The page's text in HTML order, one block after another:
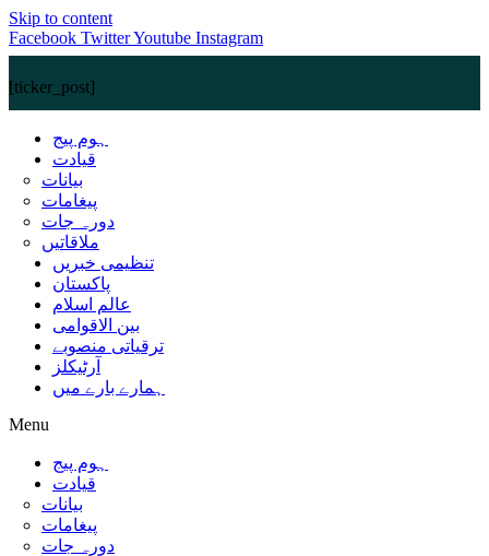
Skip to content
Facebook TwitterYoutube Instagram
[ticker_post]
ہوم پیج
قیادت
بیانات
پیغامات
دورہ جات
ملاقاتیں
تنظیمی خبریں
پاکستان
عالم اسلام
بین الاقوامی
ترقیاتی منصوبے
آرٹیکلز
ہمارے بارے میں
Menu
ہوم پیج
قیادت
بیانات
پیغامات
دورہ جات